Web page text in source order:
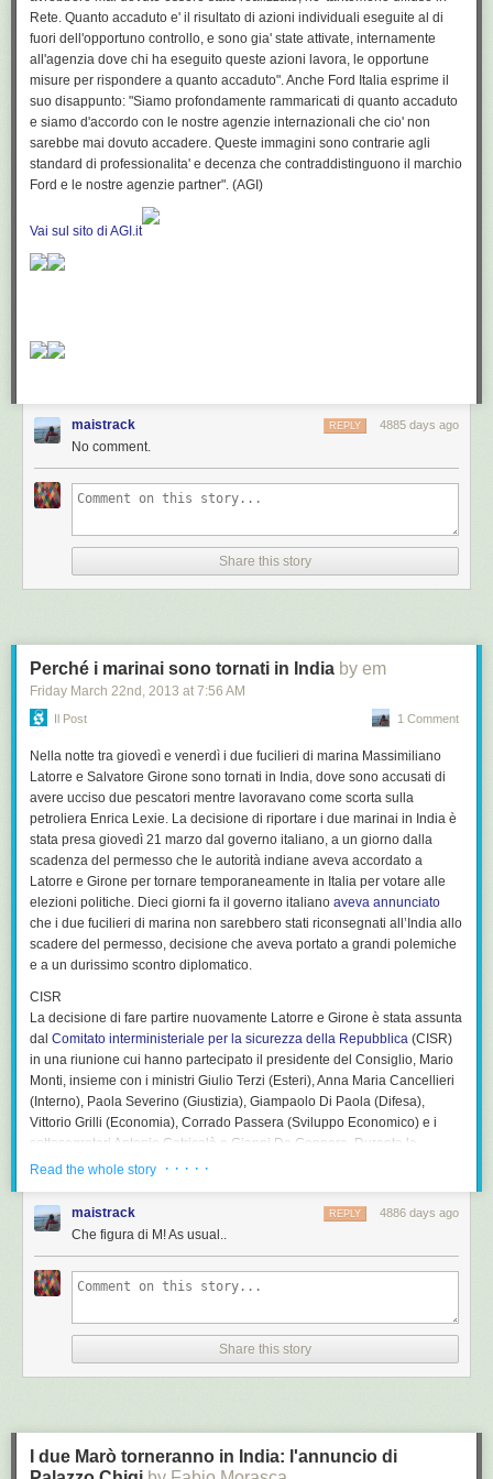
Rete. Quanto accaduto e' il risultato di azioni individuali eseguite al di
fuori dell'opportuno controllo, e sono gia' state attivate, internamente
all'agenzia dove chi ha eseguito queste azioni lavora, le opportune
misure per rispondere a quanto accaduto". Anche Ford Italia esprime il
suo disappunto: "Siamo profondamente rammaricati di quanto accaduto
e siamo d'accordo con le nostre agenzie internazionali che cio' non
sarebbe mai dovuto accadere. Queste immagini sono contrarie agli
standard di professionalita' e decenza che contraddistinguono il marchio
Ford e le nostre agenzie partner". (AGI)
Vai sul sito di AGI.it
maistrack 4885 days ago
REPLY
No comment.
Share this story
Perché i marinai sono tornati in India by em
Friday March 22nd , 2013 at 7:56 AM
Il Post 1 Comment
Nella notte tra giovedì e venerdì i due fucilieri di marina Massimiliano
Latorre e Salvatore Girone sono tornati in India, dove sono accusati di
avere ucciso due pescatori mentre lavoravano come scorta sulla
petroliera Enrica Lexie. La decisione di riportare i due marinai in India è
stata presa giovedì 21 marzo dal governo italiano, a un giorno dalla
scadenza del permesso che le autorità indiane aveva accordato a
Latorre e Girone per tornare temporaneamente in Italia per votare alle
elezioni politiche. Dieci giorni fa il governo italiano aveva annunciato
che i due fucilieri di marina non sarebbero stati riconsegnati all’India allo
scadere del permesso, decisione che aveva portato a grandi polemiche
e a un durissimo scontro diplomatico.
CISR
La decisione di fare partire nuovamente Latorre e Girone è stata assunta
dal Comitato interministeriale per la sicurezza della Repubblica (CISR)
in una riunione cui hanno partecipato il presidente del Consiglio, Mario
Monti, insieme con i ministri Giulio Terzi (Esteri), Anna Maria Cancellieri
(Interno), Paola Severino (Giustizia), Giampaolo Di Paola (Difesa),
Vittorio Grilli (Economia), Corrado Passera (Sviluppo Economico) e i
sottosegretari Antonio Catricalà e Gianni De Gennaro. Durante la
riunione, che per ammissione dello stesso Terzi è stata alquanto dura e
indiano e quindi di rispettare la data di scadenza del permesso
concordato ai due marinai.
Rassicurazioni
Prima di dare il proprio assenso il governo italiano ha comunque
ottenuto nuove rassicurazioni da parte delle autorità indiane sul
trattamento che sarà riservato a Latorre e Girone, e sul rispetto dei loro
intervistapubblicata oggi su
ministro Terzi spiega che il governo ha ottenuto “la garanzia che non
il proprio consenso per la nuova partenza di Latorre e Girone. I due
risiederanno nell’ambasciata di New Delhi e avranno libertà di
Read the whole story · · · · ·
maistrack 4886 days ago
REPLY
Che figura di M! As usual..
Share this story
I due Marò torneranno in India: l'annuncio di